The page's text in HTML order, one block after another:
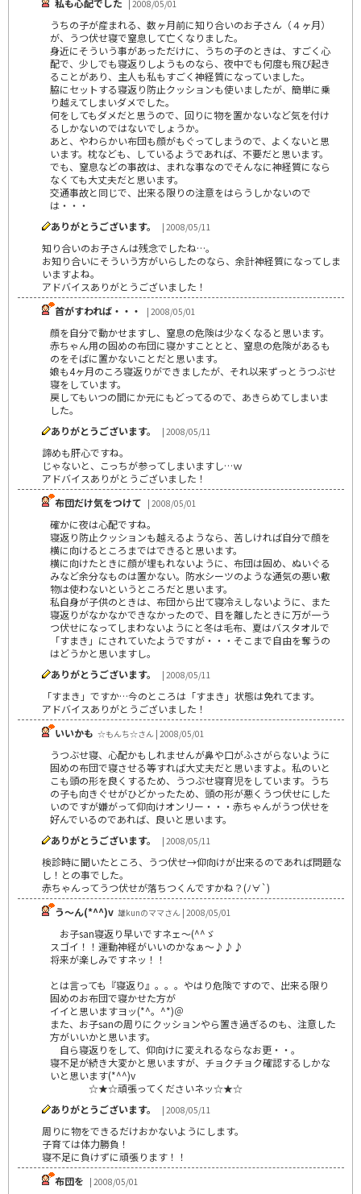
| 2008/05/01
うちの子が産まれる、数ヶ月前に知り合いのお子さん（４ヶ月）
が、うつ伏せ寝で窒息して亡くなりました。
身近にそういう事があっただけに、うちの子のときは、すごく心
配で、少しでも寝返りしようものなら、夜中でも何度も飛び起き
ることがあり、主人も私もすごく神経質になっていました。
脇にセットする寝返り防止クッションも使いましたが、簡単に乗
り越えてしまいダメでした。
何をしてもダメだと思うので、回りに物を置かないなど気を付け
るしかないのではないでしょうか。
あと、やわらかい布団も顔がもぐってしまうので、よくないと思
います。枕なども、しているようであれば、不要だと思います。
でも、窒息などの事故は、まれな事なのでそんなに神経質になら
なくても大丈夫だと思います。
交通事故と同じで、出来る限りの注意をはらうしかないので
は・・・
ありがとうございます。
| 2008/05/11
知り合いのお子さんは残念でしたね…。
お知り合いにそういう方がいらしたのなら、余計神経質になってしま
いますよね。
アドバイスありがとうございました！
首がすわれば・・・
| 2008/05/01
顔を自分で動かせますし、窒息の危険は少なくなると思います。
赤ちゃん用の固めの布団に寝かすこととと、窒息の危険があるも
のをそばに置かないことだと思います。
娘も4ヶ月のころ寝返りができましたが、それ以来ずっとうつぶせ
寝をしています。
戻してもいつの間にか元にもどってるので、あきらめてしまいま
した。
ありがとうございます。
| 2008/05/11
諦めも肝心ですね。
じゃないと、こっちが参ってしまいますし…ｗ
アドバイスありがとうございました！
布団だけ気をつけて | 2008/05/01
確かに夜は心配ですね。
寝返り防止クッションも越えるようなら、苦しければ自分で顔を
横に向けるところまではできると思います。
横に向けたときに顔が埋もれないように、布団は固め、ぬいぐる
みなど余分なものは置かない。防水シーツのような通気の悪い敷
物は使わないというところだと思います。
私自身が子供のときは、布団から出て寝冷えしないように、また
寝返りがなかなかできなかったので、目を離したときに万が一う
つ伏せになってしまわないようにと冬は毛布、夏はバスタオルで
「すまき」にされていたようですが・・・そこまで自由を奪うの
はどうかと思いますし。
ありがとうございます。
| 2008/05/11
「すまき」ですか…今のところは「すまき」状態は免れてます。
アドバイスありがとうございました！
いいかも ☆もんち☆さん | 2008/05/01
うつぶせ寝、心配かもしれませんが鼻や口がふさがらないように
固めの布団で寝させる等すれば大丈夫だと思いますよ。私のいと
こも頭の形を良くするため、うつぶせ寝育児をしています。うち
の子も向きぐせがひどかったため、頭の形が悪くうつ伏せにした
いのですが嫌がって仰向けオンリー・・・赤ちゃんがうつ伏せを
好んでいるのであれば、良いと思います。
ありがとうございます。
| 2008/05/11
検診時に聞いたところ、うつ伏せ→仰向けが出来るのであれば問題な
し！との事でした。
赤ちゃんってうつ伏せが落ちつくんですかね？(ﾉ∀`)
う～ん(*^^)v 雄kunのママさん | 2008/05/01
お子san寝返り早いですネェ～(^^ゞ
スゴイ！！運動神経がいいのかなぁ～♪♪♪
将来が楽しみですネッ！！
とは言っても『寝返り』。。。やはり危険ですので、出来る限り
固めのお布団で寝かせた方が
イイと思いますヨッ(*^。^*)＠
また、お子sanの周りにクッションやら置き過ぎるのも、注意した
方がいいかと思います。
自ら寝返りをして、仰向けに変えれるならなお更・・。
寝不足が続き大変かと思いますが、チョクチョク確認するしかな
いと思います(*^^)v
☆★☆頑張ってくださいネッ☆★☆
ありがとうございます。
| 2008/05/11
周りに物をできるだけおかないようにします。
子育ては体力勝負！
寝不足に負けずに頑張ります！！
布団を | 2008/05/01